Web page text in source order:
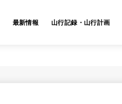
最新情報 山行記録・山行計画